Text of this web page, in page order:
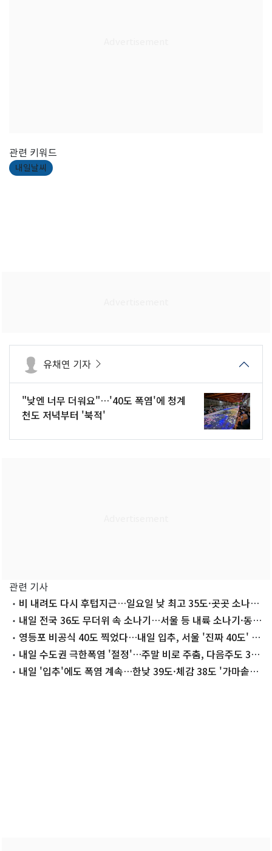
관련 키워드
내일날씨
유채연 기자
"낮엔 너무 더워요"…'40도 폭염'에 청계
천도 저녁부터 '북적'
관련 기사
비 내려도 다시 후텁지근…일요일 낮 최고 35도·곳곳 소나기
[내일날씨]
내일 전국 36도 무더위 속 소나기…서울 등 내륙 소나기·동
해안 폭우
영등포 비공식 40도 찍었다…내일 입추, 서울 '진짜 40도' 넘
나 내일 수도권 극한폭염 '절정'…주말 비로 주춤, 다음주도 36
도 '찜통'
내일 '입추'에도 폭염 계속…한낮 39도·체감 38도 '가마솥더